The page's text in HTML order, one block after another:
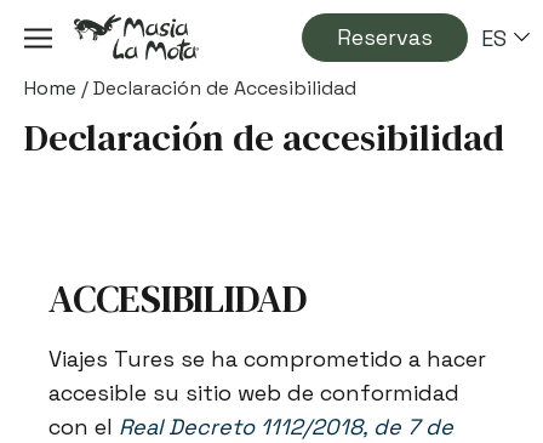
Reservas ES
Home /Declaración de Accesibilidad
Declaración de accesibilidad
ACCESIBILIDAD
Viajes Tures se ha comprometido a hacer
accesible su sitio web de conformidad
con el Real Decreto 1112/2018, de 7 de